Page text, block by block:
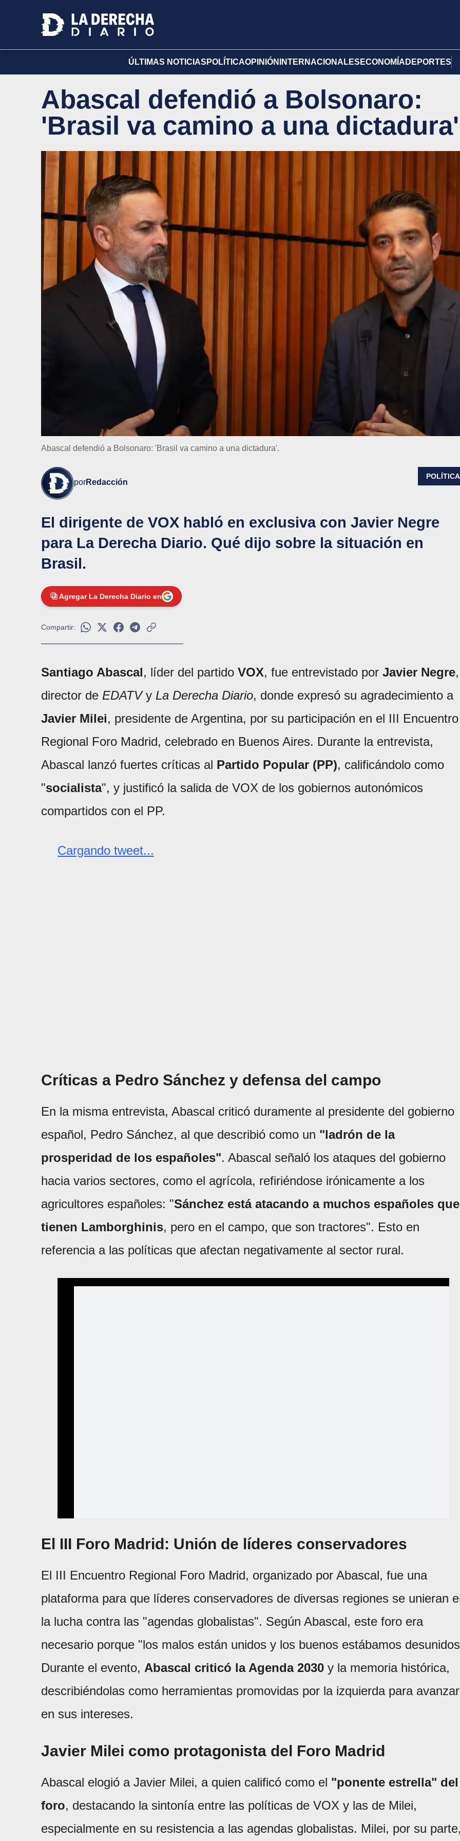
ÚLTIMAS NOTICIAS POLÍTICAOPINIÓN INTERNACIONALES ECONOMÍA DEPORTES
Abascal defendió a Bolsonaro:
'Brasil va camino a una dictadura'
Abascal defendió a Bolsonaro: 'Brasil va camino a una dictadura'.
porRedacción
POLÍTICA
El dirigente de VOX habló en exclusiva con Javier Negre
para La Derecha Diario. Qué dijo sobre la situación en
Brasil.
Agregar La Derecha Diario en
Compartir:
Santiago Abascal, líder del partido VOX, fue entrevistado por Javier Negre,
director de EDATVy La Derecha Diario, donde expresó su agradecimiento a
Javier Milei, presidente de Argentina, por su participación en el III Encuentro
Regional Foro Madrid, celebrado en Buenos Aires. Durante la entrevista,
Abascal lanzó fuertes críticas al Partido Popular (PP), calificándolo como
"socialista", y justificó la salida de VOX de los gobiernos autonómicos
compartidos con el PP.
Cargando tweet...
Críticas a Pedro Sánchez y defensa del campo
En la misma entrevista, Abascal criticó duramente al presidente del gobierno
español, Pedro Sánchez, al que describió como un "ladrón de la
prosperidad de los españoles". Abascal señaló los ataques del gobierno
hacia varios sectores, como el agrícola, refiriéndose irónicamente a los
agricultores españoles: "Sánchez está atacando a muchos españoles que
tienen Lamborghinis, pero en el campo, que son tractores". Esto en
referencia a las políticas que afectan negativamente al sector rural.
El III Foro Madrid: Unión de líderes conservadores
El III Encuentro Regional Foro Madrid, organizado por Abascal, fue una
plataforma para que líderes conservadores de diversas regiones se unieran
la lucha contra las "agendas globalistas". Según Abascal, este foro era
necesario porque "los malos están unidos y los buenos estábamos
Durante el evento, Abascal criticó la Agenda 2030 y la memoria histórica,
describiéndolas como herramientas promovidas por la izquierda para avanzar
en sus intereses.
Javier Milei como protagonista del Foro Madrid
Abascal elogió a Javier Milei, a quien calificó como el "ponente estrella" del
foro, destacando la sintonía entre las políticas de VOX y las de Milei,
especialmente en su resistencia a las agendas globalistas. Milei, por su